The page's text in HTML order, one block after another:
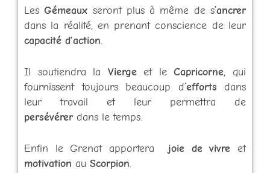
LesGémeaux seront plus à même de s’ancrer
dans la réalité, en prenant conscience de leur
capacité d’action.
Il soutiendra la Viergeet leCapricorne, qui
fournissent toujours beaucoup d’efforts dans
leur travail et leur permettra de
persévérer dans le temps.
Enfin le Grenat apportera joie de vivre et
motivation au Scorpion.